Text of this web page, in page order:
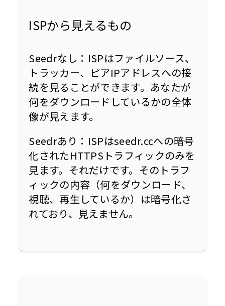
ISPから見えるもの
Seedrなし：ISPはファイルソース、
トラッカー、ピアIPアドレスへの接
続を見ることができます。あなたが
何をダウンロードしているかの全体
像が見えます。
Seedrあり：ISPはseedr.ccへの暗号
化されたHTTPSトラフィックのみを
見ます。それだけです。そのトラフ
ィックの内容（何をダウンロード、
視聴、再生しているか）は暗号化さ
れており、見えません。